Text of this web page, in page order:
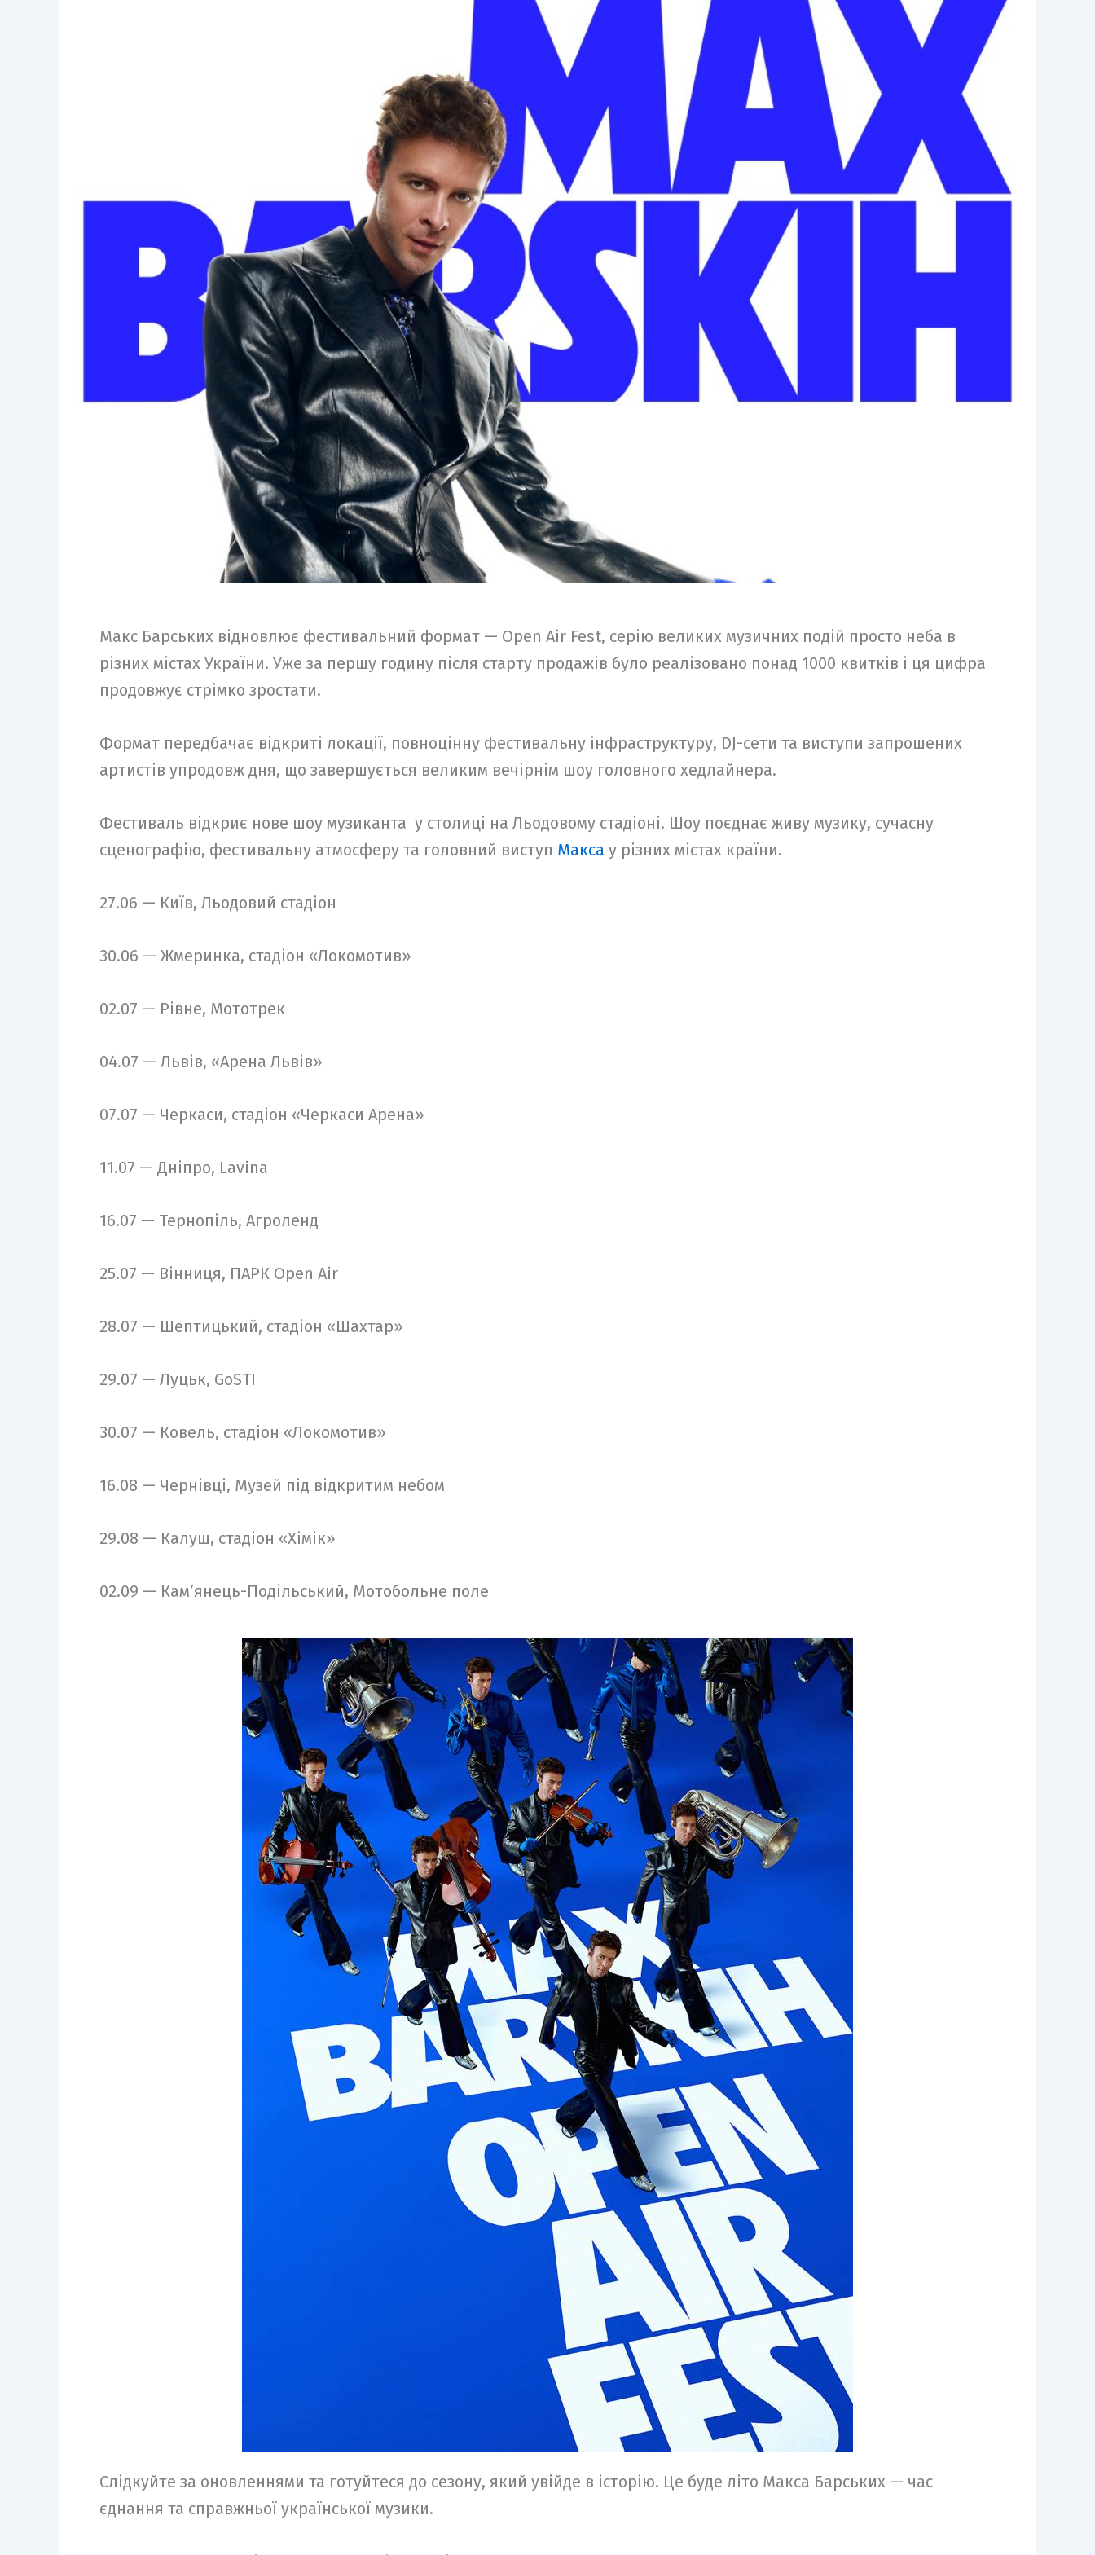
Макс Барських відновлює фестивальний формат — Open Air Fest, серію великих музичних подій просто неба в
різних містах України. Уже за першу годину після старту продажів було реалізовано понад 1000 квитків і ця цифра
продовжує стрімко зростати.
Формат передбачає відкриті локації, повноцінну фестивальну інфраструктуру, DJ-сети та виступи запрошених
артистів упродовж дня, що завершується великим вечірнім шоу головного хедлайнера.
Фестиваль відкриє нове шоу музиканта у столиці на Льодовому стадіоні. Шоу поєднає живу музику, сучасну
сценографію, фестивальну атмосферу та головний виступ Макса у різних містах країни.
27.06 — Київ, Льодовий стадіон
30.06 — Жмеринка, стадіон «Локомотив»
02.07 — Рівне, Мототрек
04.07 — Львів, «Арена Львів»
07.07 — Черкаси, стадіон «Черкаси Арена»
11.07 — Дніпро, Lavina
16.07 — Тернопіль, Агроленд
25.07 — Вінниця, ПАРК Open Air
28.07 — Шептицький, стадіон «Шахтар»
29.07 — Луцьк, GoSTI
30.07 — Ковель, стадіон «Локомотив»
16.08 — Чернівці, Музей під відкритим небом
29.08 — Калуш, стадіон «Хімік»
02.09 — Кам’янець-Подільський, Мотобольне поле
Слідкуйте за оновленнями та готуйтеся до сезону, який увійде в історію. Це буде літо Макса Барських — час
єднання та справжньої української музики.